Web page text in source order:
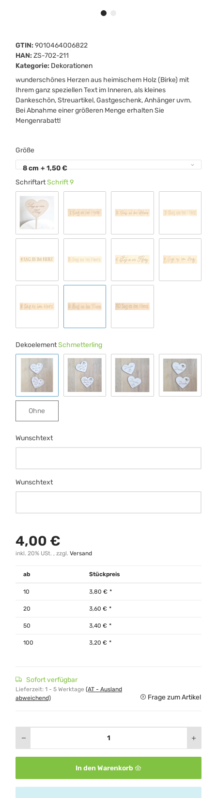
GTIN: 9010464006822
HAN: ZS-702-211
Kategorie: Dekorationen
wunderschönes Herzen aus heimischem Holz (Birke) mit
Ihrem ganz speziellen Text im Inneren, als kleines
Dankeschön, Streuartikel, Gastgeschenk, Anhänger uvm.
Bei Abnahme einer größeren Menge erhalten Sie
Mengenrabatt!
Größe
8 cm + 1,50 €
SchriftartSchrift 9
Standard 00 Schrift 1 Schrift 2 Schrift 3
Schrift 4 Schrift 5 Schrift 6
DekoelementSchmetterling
Schmetterling
Ohne
Wunschtext
Wunschtext
4,00 €
inkl. 20% USt. , zzgl. Versand
ab Stückpreis
10 3,80 € *
20 3,60 € *
50 3,40 € *
100 3,20 € *
Sofort verfügbar
Lieferzeit: 1 - 5 Werktage (AT - Ausland
abweichend)
Frage zum Artikel
In den Warenkorb